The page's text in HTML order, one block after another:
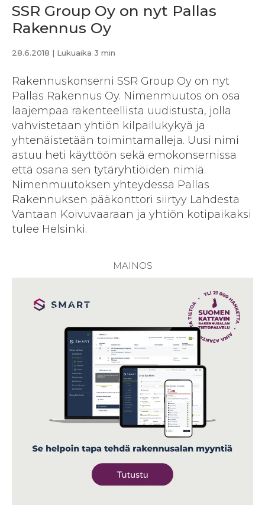
SSR Group Oy on nyt Pallas
Rakennus Oy
28.6.2018 | Lukuaika 3 min
Rakennuskonserni SSR Group Oy on nyt
Pallas Rakennus Oy. Nimenmuutos on osa
laajempaa rakenteellista uudistusta, jolla
vahvistetaan yhtiön kilpailukykyä ja
yhtenäistetään toimintamalleja. Uusi nimi
astuu heti käyttöön sekä emokonsernissa
että osana sen tytäryhtiöiden nimiä.
Nimenmuutoksen yhteydessä Pallas
Rakennuksen pääkonttori siirtyy Lahdesta
Vantaan Koivuvaaraan ja yhtiön kotipaikaksi
tulee Helsinki.